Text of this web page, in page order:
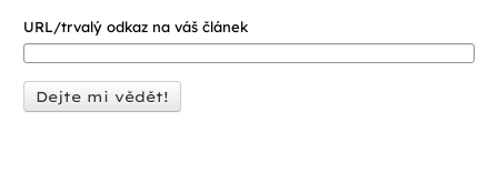
URL/trvalý odkaz na váš článek